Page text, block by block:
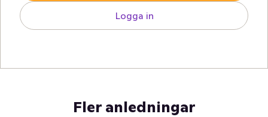
Logga in
Fler anledningar